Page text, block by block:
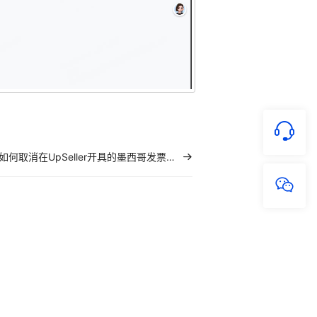
如何取消在UpSeller开具的墨西哥发票？